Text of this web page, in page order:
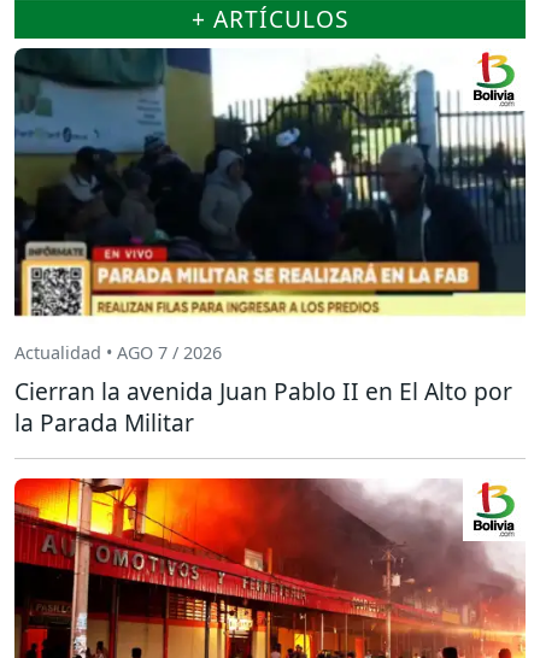
+ ARTÍCULOS
Actualidad • AGO 7 / 2026
Cierran la avenida Juan Pablo II en El Alto por
la Parada Militar